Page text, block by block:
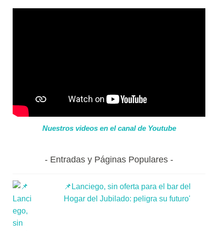
Nuestros videos en el canal de Youtube
Entradas y Páginas Populares
📌Lanciego, sin oferta para el bar del
Hogar del Jubilado: peligra su futuro'